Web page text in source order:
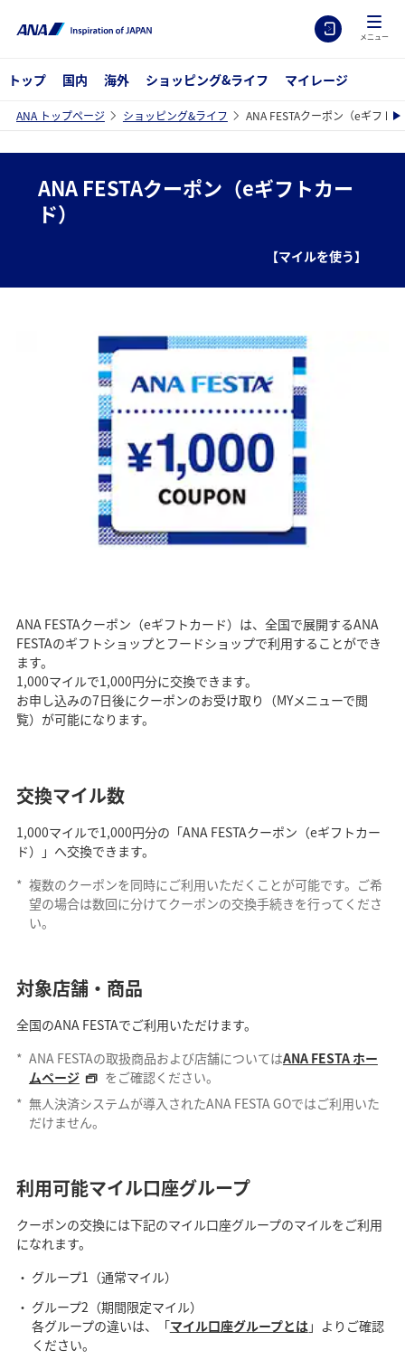
メニュー
トップ 国内 海外 ショッピング&ライフ マイレージ
ANA トップページ ショッピング&ライフ ANA FESTAクーポン（eギフト
ANA FESTAクーポン（eギフトカー
ド）
【マイルを使う】
ANA FESTAクーポン（eギフトカード）は、全国で展開するANA
FESTAのギフトショップとフードショップで利用することができ
ます。
1,000マイルで1,000円分に交換できます。
お申し込みの7日後にクーポンのお受け取り（MYメニューで閲
覧）が可能になります。
交換マイル数
1,000マイルで1,000円分の「ANA FESTAクーポン（eギフトカー
ド）」へ交換できます。
* 複数のクーポンを同時にご利用いただくことが可能です。ご希
望の場合は数回に分けてクーポンの交換手続きを行ってくださ
い。
対象店舗・商品
全国のANA FESTAでご利用いただけます。
* ANA FESTAの取扱商品および店舗についてはANA FESTA ホー
ムページ
をご確認ください。
* 無人決済システムが導入されたANA FESTA GOではご利用いた
だけません。
利用可能マイル口座グループ
クーポンの交換には下記のマイル口座グループのマイルをご利用
になれます。
グループ1（通常マイル）
グループ2（期間限定マイル）
各グループの違いは、「マイル口座グループとは 」よりご確認
ください。